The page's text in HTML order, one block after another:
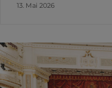
13. Mai 2026